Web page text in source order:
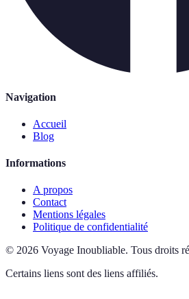
Navigation
Accueil
Blog
Informations
A propos
Contact
Mentions légales
Politique de confidentialité
© 2026 Voyage Inoubliable. Tous droits
Certains liens sont des liens affiliés.